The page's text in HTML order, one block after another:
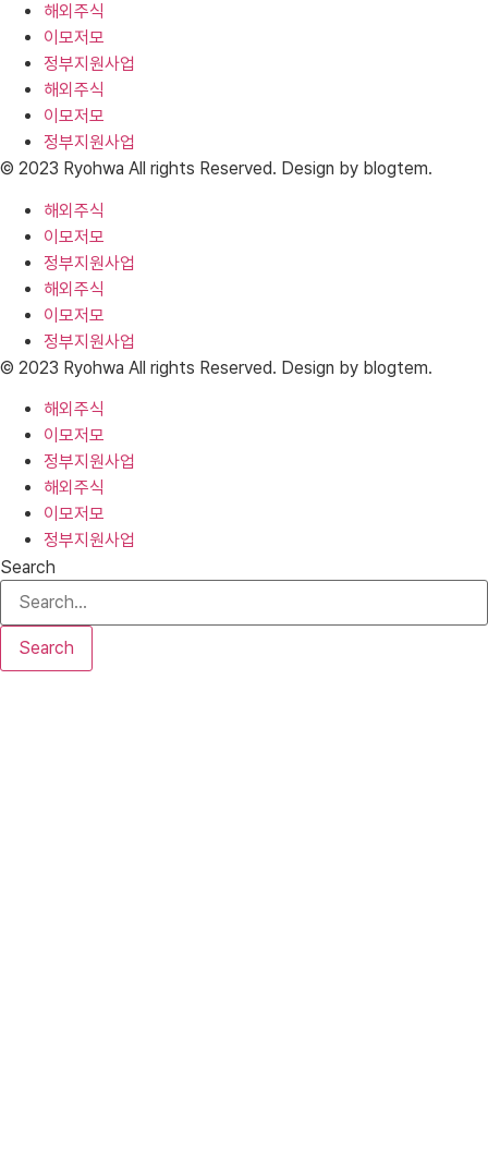
해외주식
이모저모
정부지원사업
해외주식
이모저모
정부지원사업
© 2023 Ryohwa All rights Reserved. Design by blogtem.
해외주식
이모저모
정부지원사업
해외주식
이모저모
정부지원사업
© 2023 Ryohwa All rights Reserved. Design by blogtem.
해외주식
이모저모
정부지원사업
해외주식
이모저모
정부지원사업
Search
Search